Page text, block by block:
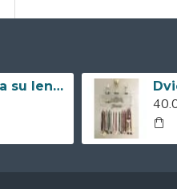
Medalių kabykla su lentyna taurėms